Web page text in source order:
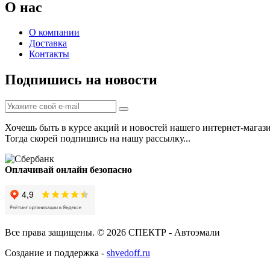
О нас
О компании
Доставка
Контакты
Подпишись на новости
Хочешь быть в курсе акций и новостей нашего интернет-
Тогда скорей подпишись на нашу рассылку...
Оплачивай онлайн безопасно
Все права защищены. © 2026 СПЕКТР - Автоэмали
Создание и поддержка - shvedoff.ru